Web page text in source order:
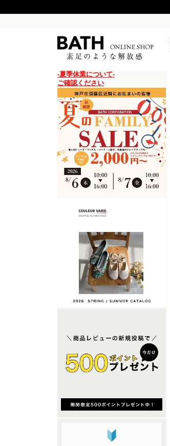
-夏季休業について-
ご確認ください